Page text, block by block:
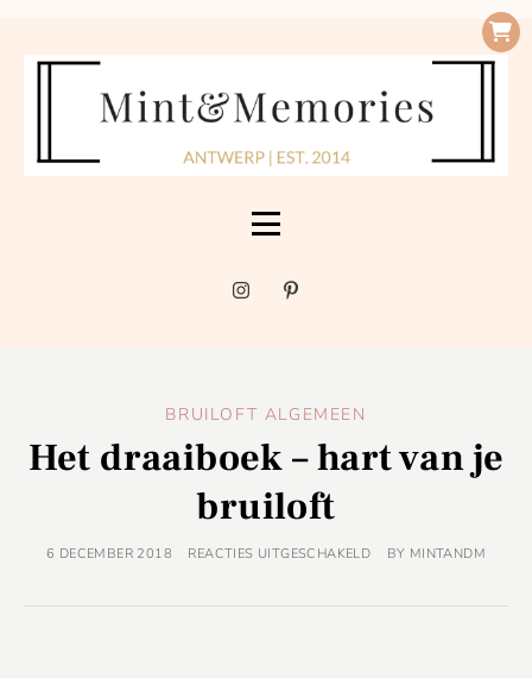
BRUILOFT ALGEMEEN
Het draaiboek – hart van je
bruiloft
6 DECEMBER 2018 REACTIES UITGESCHAKELD BY MINTANDM